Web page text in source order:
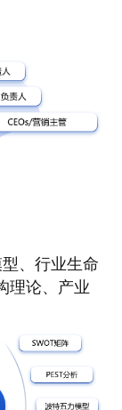
、行业生命
理论、产业